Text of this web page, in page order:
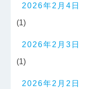
2026年2月4日
(1)
2026年2月3日
(1)
2026年2月2日